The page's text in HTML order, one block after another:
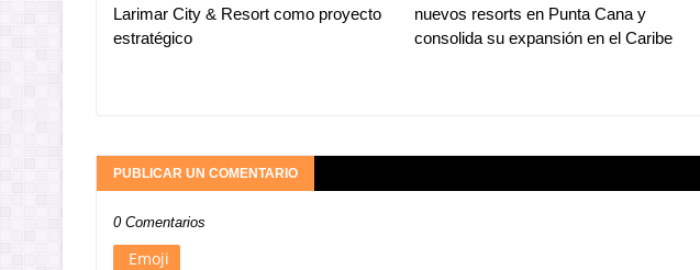
Larimar City & Resort como proyecto
estratégico
nuevos resorts en Punta Cana y
consolida su expansión en el Caribe
PUBLICAR UN COMENTARIO
0 Comentarios
Emoji